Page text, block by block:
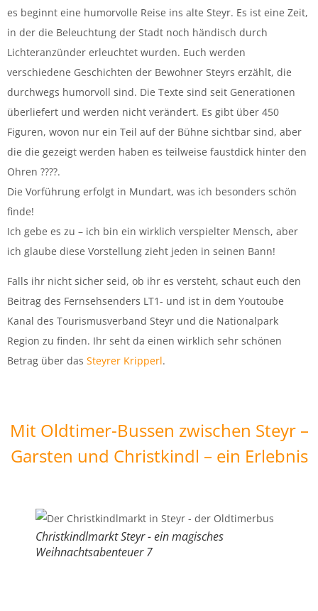
es beginnt eine humorvolle Reise ins alte Steyr. Es ist eine Zeit,
in der die Beleuchtung der Stadt noch händisch durch
Lichteranzünder erleuchtet wurden. Euch werden
verschiedene Geschichten der Bewohner Steyrs erzählt, die
durchwegs humorvoll sind. Die Texte sind seit Generationen
überliefert und werden nicht verändert. Es gibt über 450
Figuren, wovon nur ein Teil auf der Bühne sichtbar sind, aber
die die gezeigt werden haben es teilweise faustdick hinter den
Ohren ????.
Die Vorführung erfolgt in Mundart, was ich besonders schön
finde!
Ich gebe es zu – ich bin ein wirklich verspielter Mensch, aber
ich glaube diese Vorstellung zieht jeden in seinen Bann!
Falls ihr nicht sicher seid, ob ihr es versteht, schaut euch den
Beitrag des Fernsehsenders LT1- und ist in dem Youtoube
Kanal des Tourismusverband Steyr und die Nationalpark
Region zu finden. Ihr seht da einen wirklich sehr schönen
Betrag über das Steyrer Kripperl.
Mit Oldtimer-Bussen zwischen Steyr –
Garsten und Christkindl – ein Erlebnis
Christkindlmarkt Steyr - ein magisches
Weihnachtsabenteuer 7